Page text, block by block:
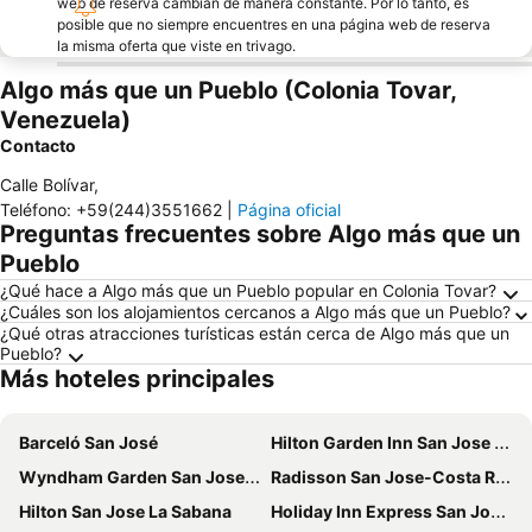
posible que no siempre encuentres en una página web de reserva
la misma oferta que viste en trivago.
Algo más que un Pueblo (Colonia Tovar,
Venezuela)
Contacto
Calle Bolívar,
Teléfono: +59(244)3551662 Página oficial
Preguntas frecuentes sobre Algo más que un
Pueblo
¿Qué hace a Algo más que un Pueblo popular en Colonia Tovar?
¿Cuáles son los alojamientos cercanos a Algo más que un Pueblo?
¿Qué otras atracciones turísticas están cerca de Algo más que un
Pueblo?
Más hoteles principales
Barceló San José
Hilton Garden Inn San Jose La Sabana
Wyndham Garden San Jose Escazu
Radisson San Jose-Costa Rica
Hilton San Jose La Sabana
Holiday Inn Express San Jose Forum by IHG